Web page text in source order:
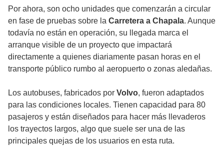
Por ahora, son ocho unidades que comenzarán a circular
en fase de pruebas sobre la Carretera a Chapala. Aunque
todavía no están en operación, su llegada marca el
arranque visible de un proyecto que impactará
directamente a quienes diariamente pasan horas en el
transporte público rumbo al aeropuerto o zonas aledañas.
Los autobuses, fabricados por Volvo, fueron adaptados
para las condiciones locales. Tienen capacidad para 80
pasajeros y están diseñados para hacer más llevaderos
los trayectos largos, algo que suele ser una de las
principales quejas de los usuarios en esta ruta.